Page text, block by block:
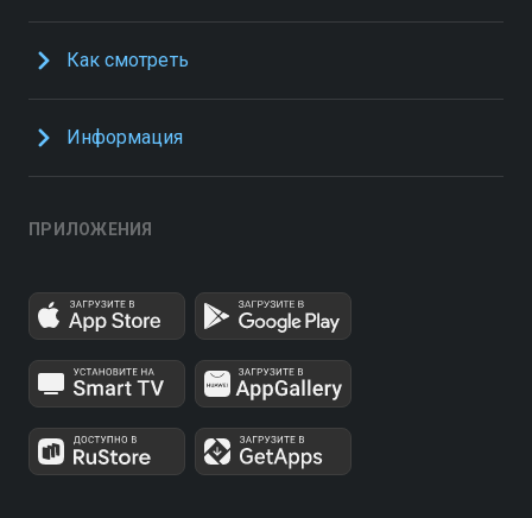
Как смотреть
Информация
ПРИЛОЖЕНИЯ